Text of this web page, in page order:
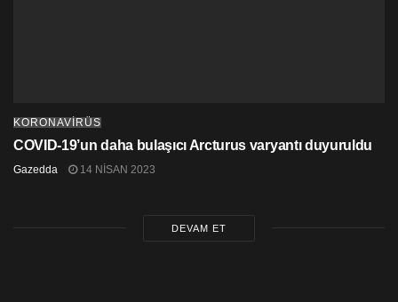
KORONAVİRÜS
COVID-19’un daha bulaşıcı Arcturus varyantı duyuruldu
Gazedda 14 NISAN 2023
DEVAM ET